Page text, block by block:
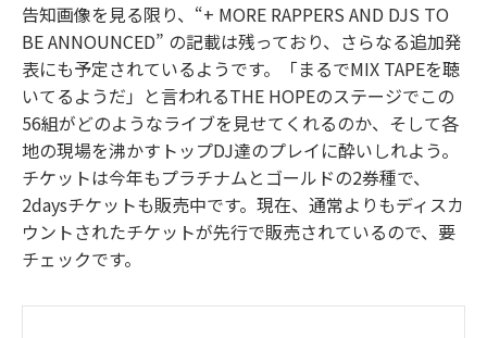
告知画像を見る限り、“+ MORE RAPPERS AND DJS TO
BE ANNOUNCED” の記載は残っており、さらなる追加発
表にも予定されているようです。「まるでMIX TAPEを聴
いてるようだ」と言われるTHE HOPEのステージでこの
56組がどのようなライブを見せてくれるのか、そして各
地の現場を沸かすトップDJ達のプレイに酔いしれよう。
チケットは今年もプラチナムとゴールドの2券種で、
2daysチケットも販売中です。現在、通常よりもディスカ
ウントされたチケットが先行で販売されているので、要
チェックです。